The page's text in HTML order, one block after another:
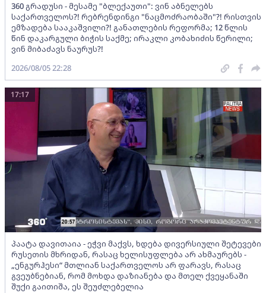
360 გრადუსი - მესამე "ბლექაუთი": ვინ აბნელებს
საქართველოს?! რებრენდინგი "ნაცმოძრაობაში"?! რისთვის
ემზადება სააკაშვილი?! განათლების რეფორმა; 12 წლის
წინ დაკარგული ბიჭის საქმე; ირაკლი კობახიძის წერილი;
ვინ მიბაძავს ნაურუს?!
2026/08/05 22:28
პაატა დავითაია - ეჭვი მაქვს, ხდება დივერსიული შეტევები
რუსეთის მხრიდან, რასაც ხელისუფლება არ ახმაურებს -
„ენგურჰესი“ მთლიან საქართველოს არ ფარავს, რასაც
გვეუბნებიან, რომ მოხდა დაზიანება და მთელ ქვეყანაში
შუქი გაითიშა, ეს შეუძლებელია
17:17